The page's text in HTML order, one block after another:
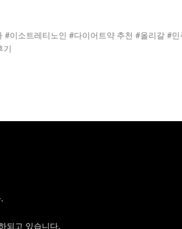
이소트레티노인 #다이어트약 추천 #올리갈 #
되고 있습니다.